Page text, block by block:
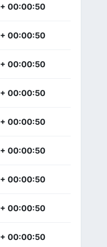
+ 00:00:50
+ 00:00:50
+ 00:00:50
+ 00:00:50
+ 00:00:50
+ 00:00:50
+ 00:00:50
+ 00:00:50
+ 00:00:50